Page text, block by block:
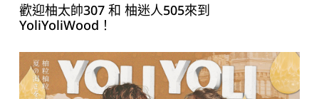
歡迎柚太帥307 和 柚迷人505來到
YoliYoliWood！